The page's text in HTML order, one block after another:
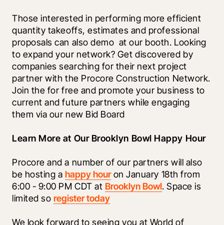
Those interested in performing more efficient
quantity takeoffs, estimates and professional
proposals can also demo at our booth. Looking
to expand your network? Get discovered by
companies searching for their next project
partner with the Procore Construction Network.
Join the for free and promote your business to
current and future partners while engaging
them via our new Bid Board
Learn More at Our Brooklyn Bowl Happy Hour
Procore and a number of our partners will also
be hosting a happy hour on January 18th from
6:00 - 9:00 PM CDT at Brooklyn Bowl. Space is
limited so register today
We look forward to seeing you at World of